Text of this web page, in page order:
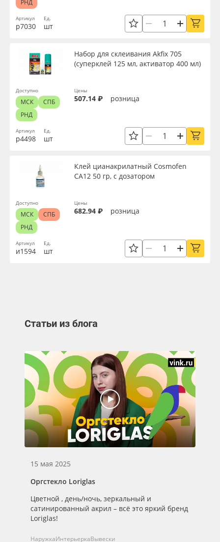
Артикул
р7030
Ед.
шт
РНД
Артикул
р4498
Набор для склеивания Akfix 705
(суперклей 125 мл, активатор 400 мл)
Ед.
шт
Цены
507.14 ₽ розница
Доступно
МСК
СПБ
РНД
Артикул
и1594
Клей цианакрилатный Cosmofen
CA12 50 гр, с дозатором
Ед.
шт
Цены
682.94 ₽ розница
Доступно
МСК
СПБ
РНД
Статьи из блога
15 мая 2025
Оргстекло Loriglas
Цветной , день/ночь, зеркальный и
сатинированный акрил – всё это яркий бренд
Loriglas!
НаружкаИнтерьеркаВывески